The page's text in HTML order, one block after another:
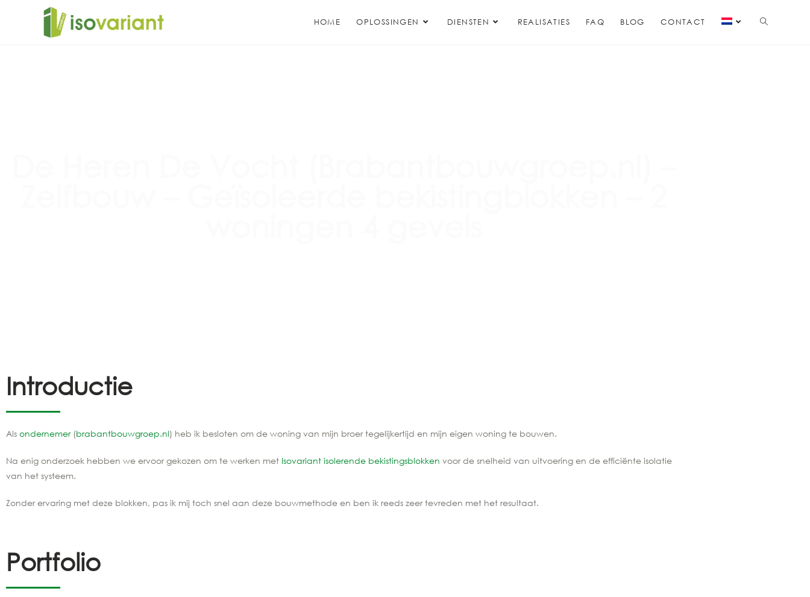
HOME OPLOSSINGEN DIENSTEN REALISATIES FAQ BLOG CONTACT
Introductie
Als ondernemer(brabantbouwgroep.nl) heb ik besloten om de woning van mijn broer tegelijkertijd en mijn eigen woning te bouwen.
Na enig onderzoek hebben we ervoor gekozen om te werken met Isovariant isolerende bekistingsblokken voor de snelheid van uitvoering en de efficiënte isolatie
van het systeem.
Zonder ervaring met deze blokken, pas ik mij toch snel aan deze bouwmethode en ben ik reeds zeer tevreden met het resultaat.
Portfolio